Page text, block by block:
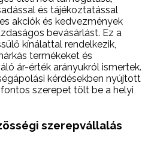
és tájékoztatással
akciók és kedvezmények
bevásárlást. Ez a
kínálattal rendelkezik,
termékeket és
ár-érték arányukról ismertek.
kérdésekben nyújtott
szerepet tölt be a helyi
szerepvállalás